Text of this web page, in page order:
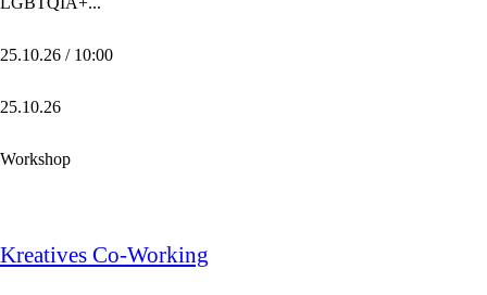
25.10.26 / 10:00
25.10.26
Workshop
Kreatives Co-Working